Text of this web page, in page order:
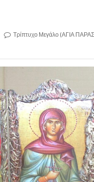
Τρίπτυχο Μεγάλο (ΑΓΙΑ